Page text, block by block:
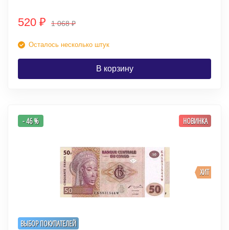
520 ₽ 1 068₽
Осталось несколько штук
В корзину
ВЫБОР ПОКУПАТЕЛЕЙ
ХИТ
- 46 % НОВИНКА